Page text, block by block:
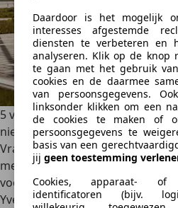
Daardoor is het mogelijk
interesses afgestemde
diensten te verbeteren en
analyseren. Klik op de knop
te gaan met het gebruik
cookies en de daarmee
van persoonsgegevens.
linksonder klikken om een
de cookies te maken of
persoonsgegevens te
basis van een
jij geen toestemming
Cookies, apparaat- of
identificatoren (bijv.
5 voordelen van de elektrische
niet kende)
Vraag het elke EV-rijder maar,
meer voor- dan nadelen. Tijd
voordelen van de elektrische auto!
Yves Wouters·26/01/2023·
3